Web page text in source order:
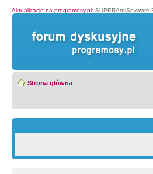
Aktualizacje na programosy.pl: SUPERAntiSpyware
Strona główna